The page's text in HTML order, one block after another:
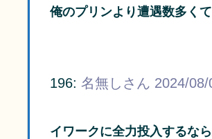
俺のプリンより遭遇数多く
196: 名無しさん 2024/
イワークに全力投入するな